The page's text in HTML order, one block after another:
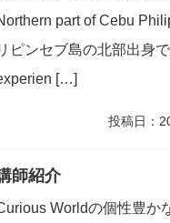
part of Cebu
ピンセブ島の北部出身
[…]
投稿日：
師紹介
Worldの個性豊か